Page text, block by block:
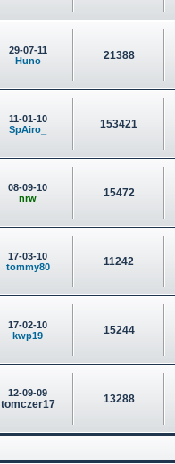
29-07-11
Huno
21388
11-01-10
SpAiro_
153421
08-09-10
nrw
15472
17-03-10
tommy80
11242
17-02-10
kwp19
15244
12-09-09
tomczer17 13288